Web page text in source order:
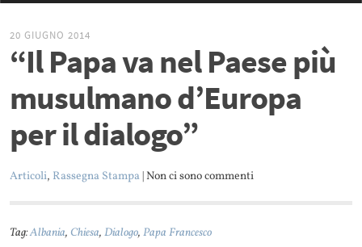
20 GIUGNO 2014
“Il Papa va nel Paese più
musulmano d’Europa
per il dialogo”
Articoli, Rassegna Stampa| Non ci sono commenti
Tag:Albania, Chiesa,Dialogo,Papa Francesco